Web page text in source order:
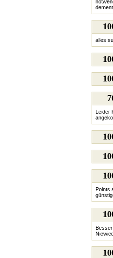
alles
Leider
Points